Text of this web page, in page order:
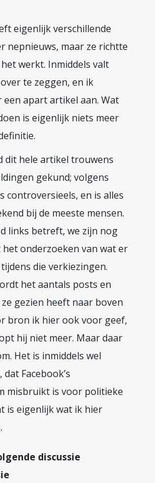
eigenlijk verschillende
nepnieuws, maar ze richtte
werkt. Inmiddels valt
te zeggen, en ik
een apart artikel aan. Wat
is eigenlijk niets meer
dit hele artikel trouwens
gekund; volgens
controversieels, en is alles
bij de meeste mensen.
links betreft, we zijn nog
onderzoeken van wat er
die verkiezingen.
het aantals posts en
gezien heeft naar boven
bron ik hier ook voor geef,
hij niet meer. Maar daar
Het is inmiddels wel
Facebook’s
misbruikt is voor politieke
is eigenlijk wat ik hier
discussie